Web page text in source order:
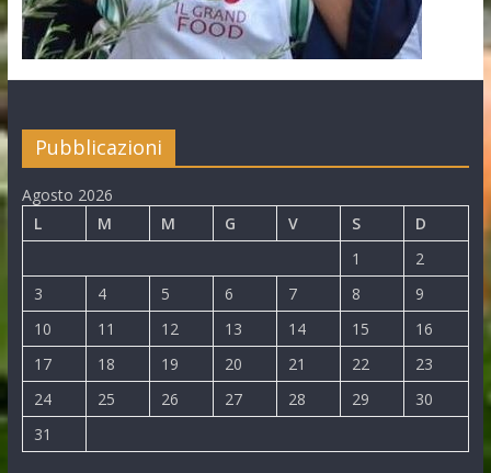
Pubblicazioni
Agosto 2026
L
M M G V S
D
1
2
3
4 5 6 7 8
9
10
11 12 13 14 15
16
17
18 19 20 21 22
23
24
25 26 27 28 29
30
31